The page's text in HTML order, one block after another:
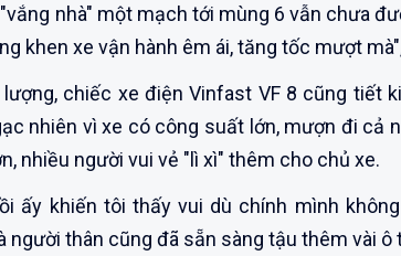
nhà" một mạch tới mùng 6 vẫn chưa
khen xe vận hành êm ái, tăng tốc mượt
chiếc xe điện Vinfast VF 8 cũng tiết
nhiên vì xe có công suất lớn, mượn đi cả
nhiều người vui vẻ "lì xì" thêm cho chủ xe.
ấy khiến tôi thấy vui dù chính mình
người thân cũng đã sẵn sàng tậu thêm vài ô